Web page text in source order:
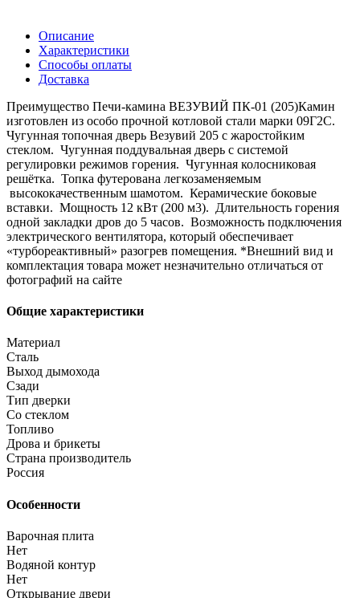
Описание
Характеристики
Способы оплаты
Доставка
Преимущество Печи-камина ВЕЗУВИЙ ПК-01 (205)Камин
изготовлен из особо прочной котловой стали марки 09Г2С.
Чугунная топочная дверь Везувий 205 с жаростойким
стеклом. Чугунная поддувальная дверь с системой
регулировки режимов горения. Чугунная колосниковая
решётка. Топка футерована легкозаменяемым
высококачественным шамотом. Керамические боковые
вставки. Мощность 12 кВт (200 м3). Длительность горения
одной закладки дров до 5 часов. Возможность подключения
электрического вентилятора, который обеспечивает
«турбореактивный» разогрев помещения. *Внешний вид и
комплектация товара может незначительно отличаться от
фотографий на сайте
Общие характеристики
Материал
Сталь
Выход дымохода
Сзади
Тип дверки
Со стеклом
Топливо
Дрова и брикеты
Страна производитель
Россия
Особенности
Варочная плита
Нет
Водяной контур
Нет
Открывание двери